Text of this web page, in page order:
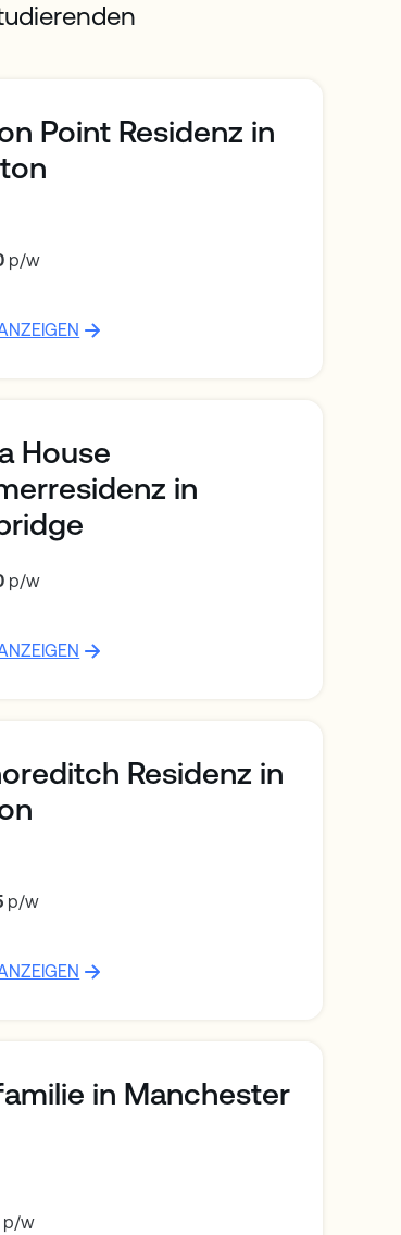
Point Residenz in
p/w
House
in
p/w
Residenz in
p/w
in Manchester
p/w